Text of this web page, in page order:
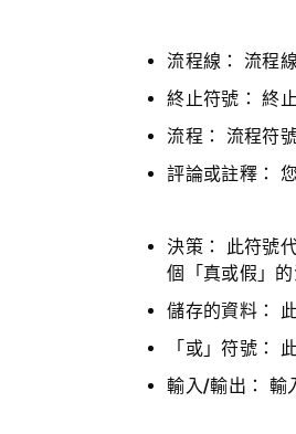
流程線：
流程
終止符號：
終
流程：
流程符
評論或註釋：
決策：
此符號
個「真或假」
儲存的資料：
「或」符號：
輸入/輸出：
輸